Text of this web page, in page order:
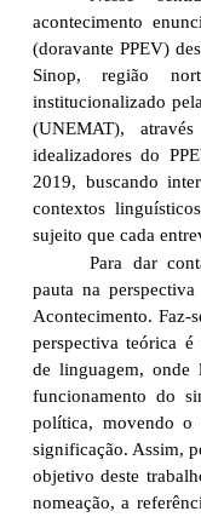
acontecimento
(doravante PPEV)
Sinop, região
institucionalizado
(UNEMAT),
idealizadores do
2019, buscando
contextos
sujeito que cada
Para dar
pauta na
Acontecimento. Faz-
perspectiva teórica
de linguagem, onde
funcionamento do
política, movendo o
significação. Assim,
objetivo deste
nomeação, a